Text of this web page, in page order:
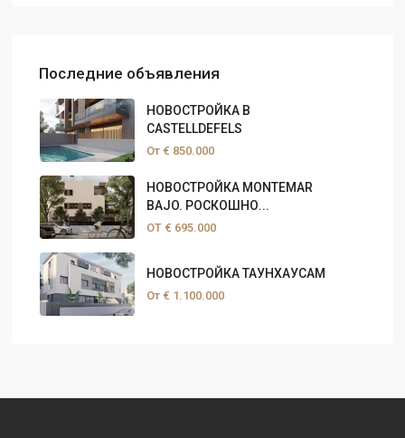
Последние объявления
НОВОСТРОЙКА В
CASTELLDEFELS
От € 850.000
НОВОСТРОЙКА MONTEMAR
BAJO. РОСКОШНО...
ОТ € 695.000
НОВОСТРОЙКА ТАУНХАУСАМ
От € 1.100.000